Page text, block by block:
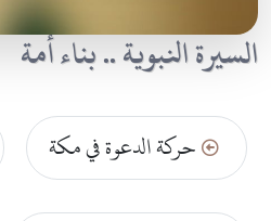
السيرة النبوية .. بناء أمة
حركة الدعوة في مكة